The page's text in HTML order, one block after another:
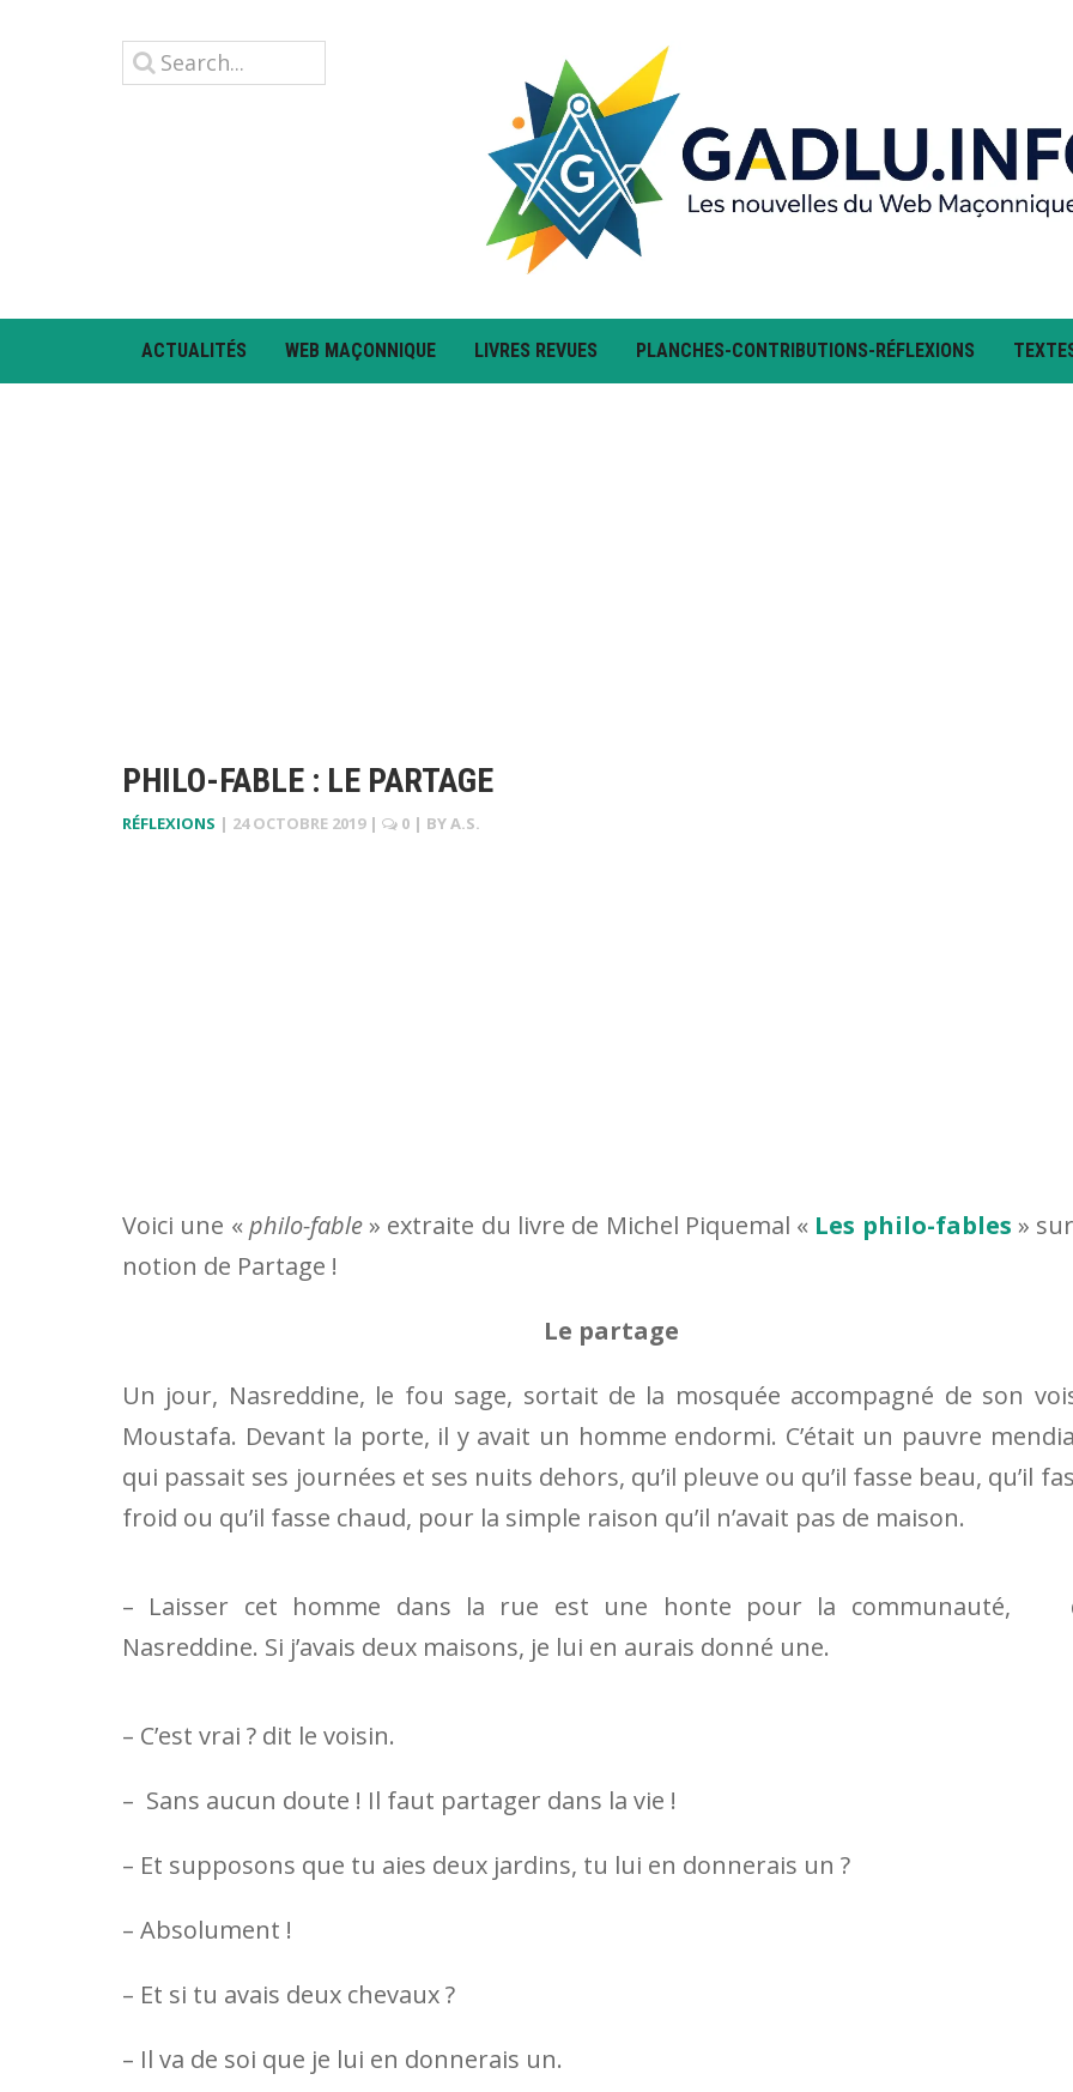
ACTUALITÉS WEB MAÇONNIQUE LIVRES REVUES PLANCHES-CONTRIBUTIONS-RÉFLEXIONS
PHILO-FABLE : LE PARTAGE
RÉFLEXIONS | 24 OCTOBRE 2019 | 0 | BYA.S.
Voici une «philo-fable» extraite du livre de Michel Piquemal « Les philo-fables »
notion de Partage !
Le partage
Un jour, Nasreddine, le fou sage, sortait de la mosquée accompagné de son
Moustafa. Devant la porte, il y avait un homme endormi. C’était un pauvre
qui passait ses journées et ses nuits dehors, qu’il pleuve ou qu’il fasse beau, qu’il
froid ou qu’il fasse chaud, pour la simple raison qu’il n’avait pas de maison.
– Laisser cet homme dans la rue est une honte pour la communauté,
Nasreddine. Si j’avais deux maisons, je lui en aurais donné une.
– C’est vrai ? dit le voisin.
– Sans aucun doute ! Il faut partager dans la vie !
– Et supposons que tu aies deux jardins, tu lui en donnerais un ?
– Absolument !
– Et si tu avais deux chevaux ?
– Il va de soi que je lui en donnerais un.